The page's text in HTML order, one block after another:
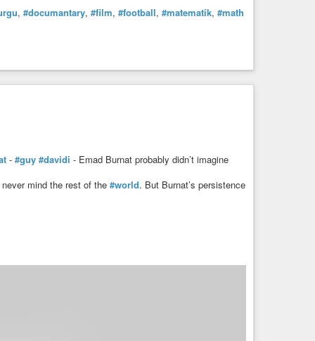
, #documantary, #film, #football, #matematik, #math
- #guy #davidi - Emad Burnat probably didn’t imagine
never mind the rest of the #world. But Burnat’s persistence